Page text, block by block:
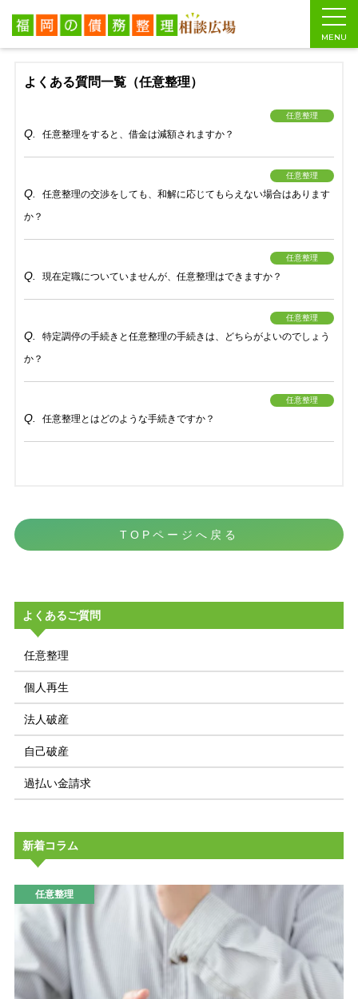
MENU
福岡の債務整理相談広場 > よくあるご質問 > よくある質問一覧（任意整理）
よくある質問一覧（任意整理）
任意整理
任意整理をすると、借金は減額されますか？
任意整理
任意整理の交渉をしても、和解に応じてもらえない場合はあります
か？
任意整理
現在定職についていませんが、任意整理はできますか？
任意整理
特定調停の手続きと任意整理の手続きは、どちらがよいのでしょう
か？
任意整理
任意整理とはどのような手続きですか？
TOPページへ戻る
よくあるご質問
任意整理
個人再生
法人破産
自己破産
過払い金請求
新着コラム
任意整理